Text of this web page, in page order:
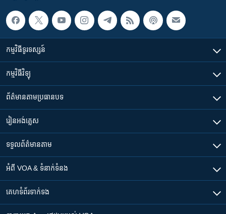
កម្មវិធី​ទូរទស្សន៍
កម្មវិធី​វិទ្យុ
ព័ត៌មាន​តាមប្រធានបទ​
រៀន​​អង់គ្លេស
ទទួល​ព័ត៌មាន​តាម
អំពី​ VOA & ទំនាក់ទំនង
គេហទំព័រ​​ទាក់ទង